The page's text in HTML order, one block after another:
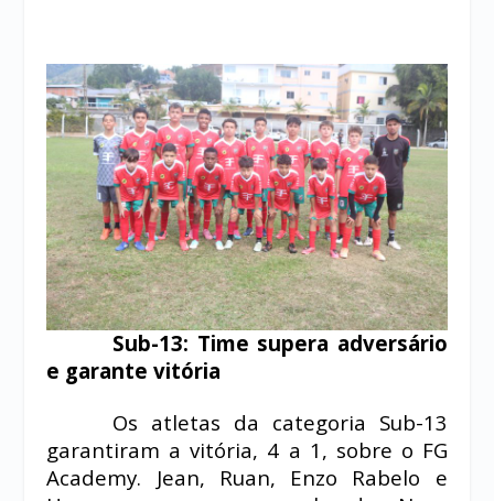
Sub-13: Time supera adversário
e garante vitória
Os atletas da categoria Sub-13
garantiram a vitória, 4 a 1, sobre o FG
Academy. Jean, Ruan, Enzo Rabelo e